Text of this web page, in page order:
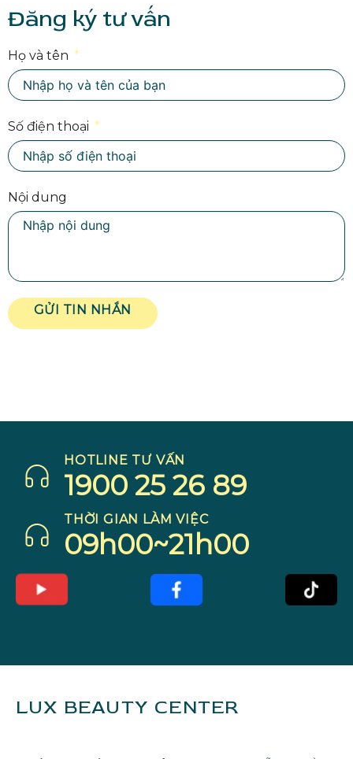
Đăng ký tư vấn
Họ và tên
Số điện thoại
Nội dung
GỬI TIN NHẮN
HOTLINE TƯ VẤN
1900 25 26 89
THỜI GIAN LÀM VIỆC
09h00~21h00
LUX BEAUTY CENTER